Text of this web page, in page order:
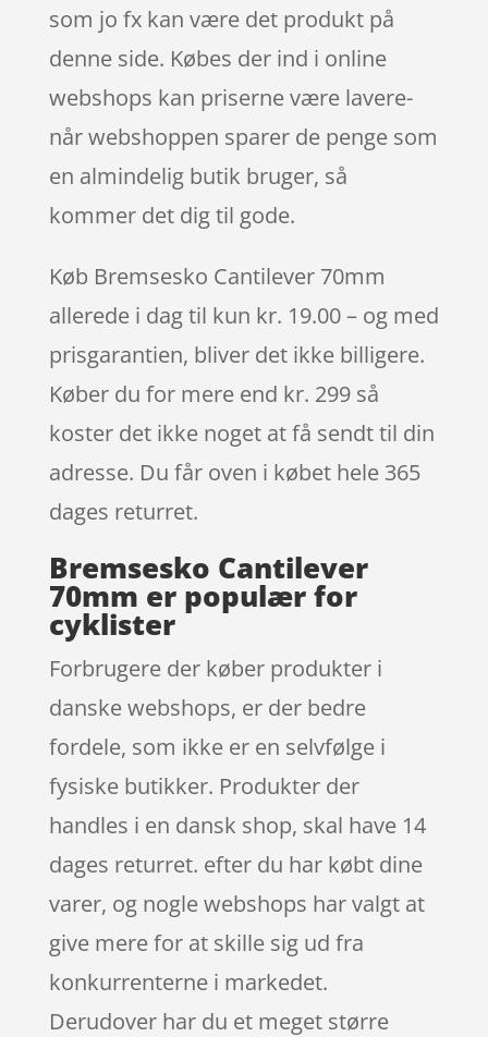
som jo fx kan være det produkt på
denne side. Købes der ind i online
webshops kan priserne være lavere-
når webshoppen sparer de penge som
en almindelig butik bruger, så
kommer det dig til gode.
Køb Bremsesko Cantilever 70mm
allerede i dag til kun kr. 19.00 – og med
prisgarantien, bliver det ikke billigere.
Køber du for mere end kr. 299 så
koster det ikke noget at få sendt til din
adresse. Du får oven i købet hele 365
dages returret.
Bremsesko Cantilever
70mm er populær for
cyklister
Forbrugere der køber produkter i
danske webshops, er der bedre
fordele, som ikke er en selvfølge i
fysiske butikker. Produkter der
handles i en dansk shop, skal have 14
dages returret. efter du har købt dine
varer, og nogle webshops har valgt at
give mere for at skille sig ud fra
konkurrenterne i markedet.
Derudover har du et meget større